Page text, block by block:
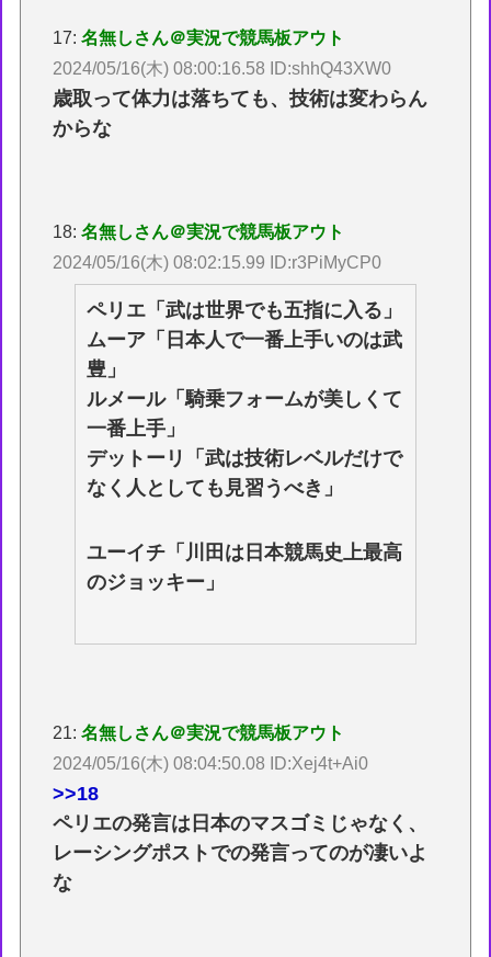
17:名無しさん＠実況で競馬板アウト
2024/05/16(木) 08:00:16.58 ID:shhQ43XW0
歳取って体力は落ちても、技術は変わらん
からな
18:名無しさん＠実況で競馬板アウト
2024/05/16(木) 08:02:15.99 ID:r3PiMyCP0
ペリエ「武は世界でも五指に入る」
ムーア「日本人で一番上手いのは武
豊」
ルメール「騎乗フォームが美しくて
一番上手」
デットーリ「武は技術レベルだけで
なく人としても見習うべき」
ユーイチ「川田は日本競馬史上最高
のジョッキー」
21:名無しさん＠実況で競馬板アウト
2024/05/16(木) 08:04:50.08 ID:Xej4t+Ai0
>>18
ペリエの発言は日本のマスゴミじゃなく、
レーシングポストでの発言ってのが凄いよ
な